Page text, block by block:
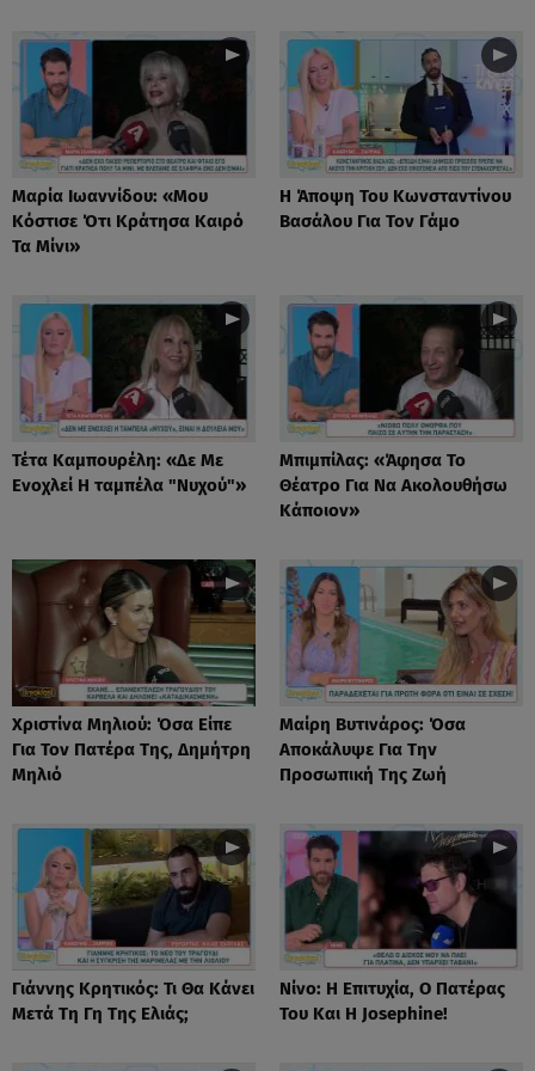
Μαρία Ιωαννίδου: «Μου
Κόστισε Ότι Κράτησα Καιρό
Τα Μίνι»
Η Άποψη Του Κωνσταντίνου
Βασάλου Για Τον Γάμο
Τέτα Καμπουρέλη: «Δε Mε
Eνοχλεί H ταμπέλα "Νυχού"»
Μπιμπίλας: «Άφησα Το
Θέατρο Για Να Ακολουθήσω
Κάποιον»
Χριστίνα Μηλιού: Όσα Είπε
Για Τον Πατέρα Της, Δημήτρη
Μηλιό
Μαίρη Βυτινάρος: Όσα
Αποκάλυψε Για Την
Προσωπική Της Ζωή
Γιάννης Κρητικός: Τι Θα Κάνει
Μετά Τη Γη Της Ελιάς;
Νίνο: Η Επιτυχία, Ο Πατέρας
Του Και Η Josephine!